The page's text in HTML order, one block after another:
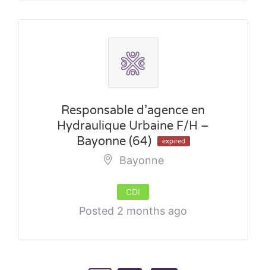
Responsable d’agence en
Hydraulique Urbaine F/H –
Bayonne (64)
expired
Bayonne
CDI
Posted 2 months ago